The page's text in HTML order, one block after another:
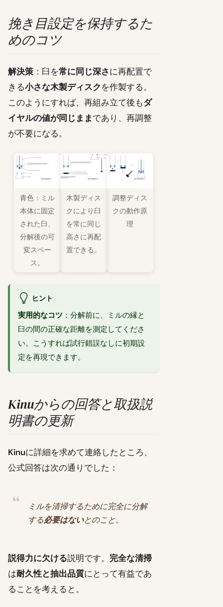
挽き目設定を保持するた
めのコツ
解決策 ：臼を常に同じ深さに再配置で
きる小さな木製ディスクを作製する。
このようにすれば、再組み立て後もダ
イヤルの値が同じままであり、再調整
が不要になる。
青色：ミル
本体に固定
された臼、
分解後の可
変スペー
ス。
木製ディス
クにより臼
を常に同じ
高さに再配
置できる。
調整ディス
クの動作原
理
ヒント
実用的なコツ ：分解前に、ミルの縁と
臼の間の正確な距離を測定してくださ
い。こうすれば試行錯誤なしに初期設
定を再現できます。
Kinuからの回答と取扱説
明書の更新
Kinuに詳細を求めて連絡したところ、
公式回答は次の通りでした：
ミルを清掃するために完全に分解
する必要はないとのこと。
説得力に欠ける説明です。 完全な清掃
は耐久性と抽出品質にとって有益であ
ることを考えると。